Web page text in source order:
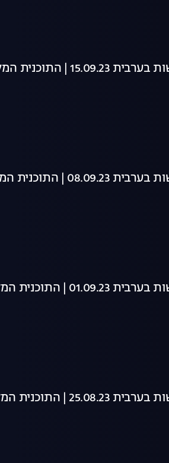
| התוכנית המלאה
| התוכנית המלאה
| התוכנית המלאה
| התוכנית המלאה